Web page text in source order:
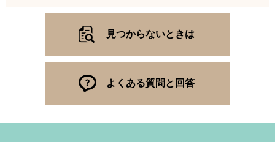
見つからないときは
よくある質問と回答